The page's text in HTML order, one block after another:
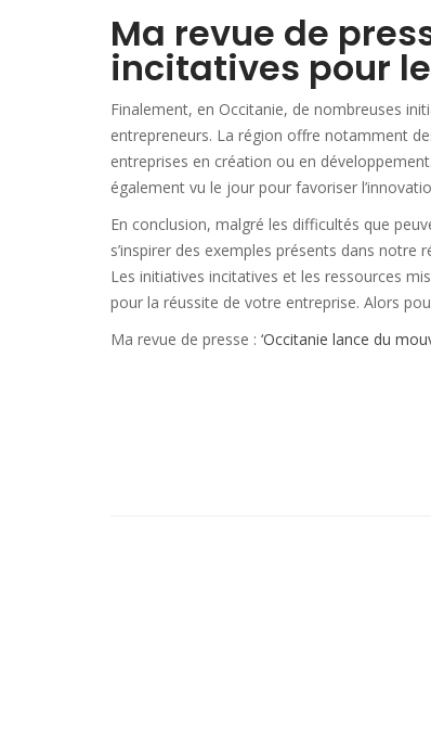
Ma revue de
incitatives pour
Finalement, en Occitanie, de nombreuses
entrepreneurs. La région offre notamment
entreprises en création ou en
également vu le jour pour favoriser
En conclusion, malgré les difficultés que
s’inspirer des exemples présents dans
Les initiatives incitatives et les ressources
pour la réussite de votre entreprise. Alors
Ma revue de presse : ‘Occitanie lance du